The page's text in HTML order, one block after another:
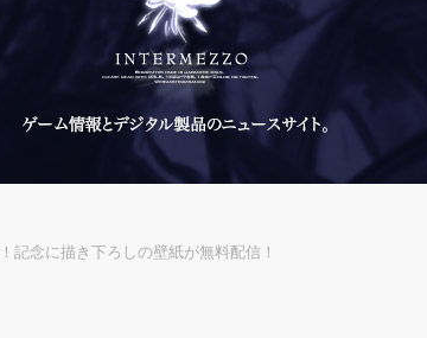
記念に描き下ろしの壁紙が無料配信！